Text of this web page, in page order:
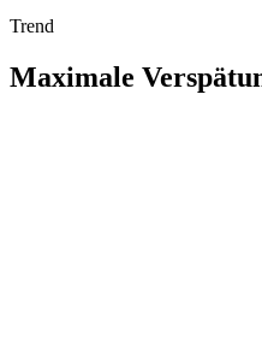
Trend
Maximale